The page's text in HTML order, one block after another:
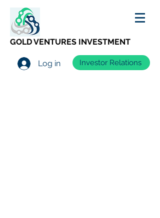
GOLD VENTURES INVESTMENT
Log in Investor Relations